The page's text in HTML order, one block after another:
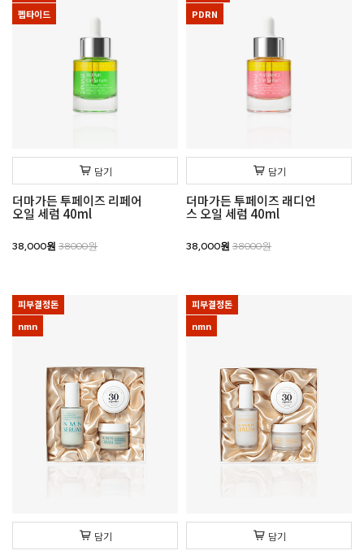
펩타이드
담기
더마가든 투페이즈 리페어
오일 세럼 40ml
38,000원 38000원
PDRN
담기
더마가든 투페이즈 래디언
스 오일 세럼 40ml
38,000원 38000원
피부결정돈
nmn
담기
피부결정돈
nmn
담기